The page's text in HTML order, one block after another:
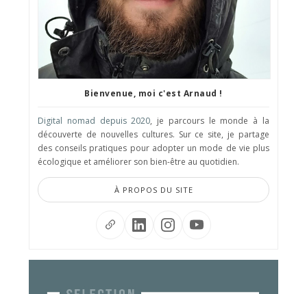
Bienvenue, moi c'est Arnaud !
Digital nomad depuis 2020, je parcours le monde à la
découverte de nouvelles cultures. Sur ce site, je partage
des conseils pratiques pour adopter un mode de vie plus
écologique et améliorer son bien-être au quotidien.
À PROPOS DU SITE